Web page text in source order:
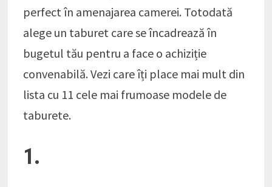
perfect în amenajarea camerei. Totodată
alege un taburet care se încadrează în
bugetul tău pentru a face o achiziție
convenabilă. Vezi care îți place mai mult din
lista cu 11 cele mai frumoase modele de
taburete.
1.